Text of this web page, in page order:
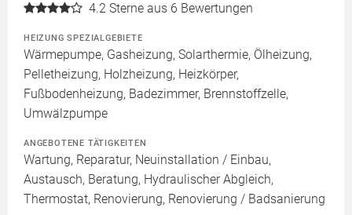
4.2 Sterne aus 6 Bewertungen
HEIZUNG SPEZIALGEBIETE
Wärmepumpe, Gasheizung, Solarthermie, Ölheizung,
Pelletheizung, Holzheizung, Heizkörper,
Fußbodenheizung, Badezimmer, Brennstoffzelle,
Umwälzpumpe
ANGEBOTENE TÄTIGKEITEN
Wartung, Reparatur, Neuinstallation / Einbau,
Austausch, Beratung, Hydraulischer Abgleich,
Thermostat, Renovierung, Renovierung / Badsanierung